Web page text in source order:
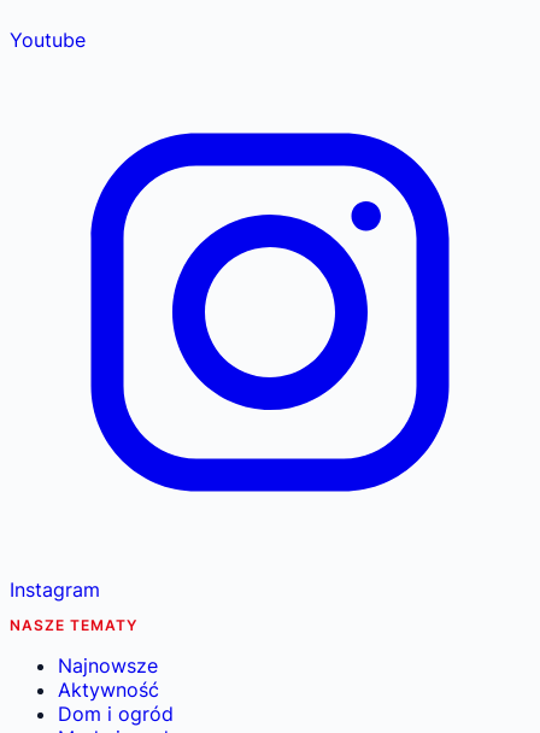
Youtube
Instagram
NASZE TEMATY
Najnowsze
Aktywność
Dom i ogród